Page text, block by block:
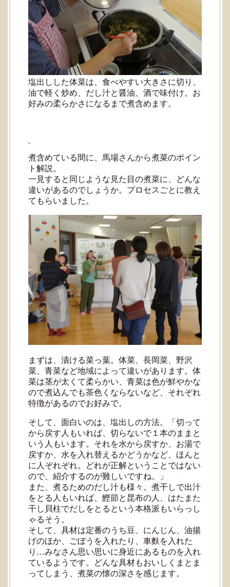
塩出しした体菜は、食べやすい大きさに切り、
油で軽く炒め、だし汁と醤油、酒で味付け。お
好みの柔らかさになるまで煮含めます。
煮含めている間に、馬場さんから煮菜のポイン
ト解説。
一見すると同じような見た目の煮菜に、どんな
違いがあるのでしょうか。プロセスごとに教え
てもらいました。
まずは、漬ける菜っ葉。体菜、長岡菜、野沢
菜、青菜など地域によって違いがあります。体
菜は茎が太くて柔らかい、青菜は色が鮮やかな
ので煮込んでも茶色くならないなど、それぞれ
特徴があるのでお好みで。
そして、面白いのは、塩出しの方法。「切って
から戻す人もいれば、切らないで１本のままと
いう人もいます。それを水から戻すか、お湯で
戻すか、水を入れ替えるかどうかなど、ほんと
に人ぞれぞれ。どれが正解ということではない
ので、紹介するのが難しいですね。」
また、煮るためのだし汁も様々。煮干しで出汁
をとる人もいれば、鰹節と昆布の人、はたまた
干し貝柱でだしをとるという本格派もいらっし
ゃるそう。
そして、具材は定番のうち豆、にんじん、油揚
げのほか、ごぼうを入れたり、車麩を入れた
り…みなさん思い思いに身近にあるものを入れ
ているようです。どんな具材もおいしくまとま
ってしまう、煮菜の懐の深さを感じます。